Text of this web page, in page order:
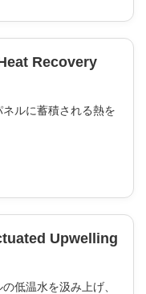
Recovery
ネルに蓄積される熱を
Upwelling
低温水を汲み上げ、